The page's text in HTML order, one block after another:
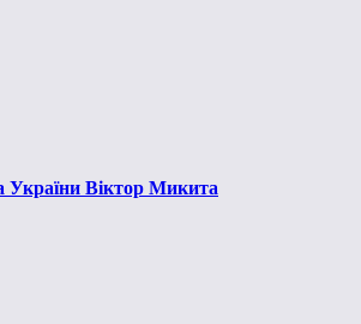
України Віктор Микита